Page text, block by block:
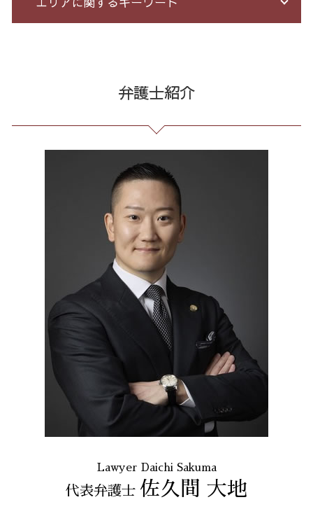
詐欺 サクラ
少額 詐欺 泣き寝入り
競馬 ソフト 詐欺 手口
個人再生 デメリット メリット
借金 過払い請求 デメリット
小規模 個人再生 デメリット
借金 無料相談 電話
自己破産 免責 不許可
破産法 自己破産
過払い金 遅延損害金
パワハラ 相談 解決
企業 法務 部
戦略法務 とは
セクハラ パワハラ
長 時間 労働 問題
企業法務 とは
有給 取得 トラブル
残業 未払い 請求
残業代 未払い
誹謗中傷 SNS
誹謗中傷 逮捕
発信者情報 開示請求
誹謗中傷 削除
誹謗中傷 被害
ネット 誹謗中傷
爆サイ 誹謗中傷
企業法務 港区 相談
架空請求 東京都 弁護士
過払い金請求 23区 弁護士
架空請求 全国 相談
破産 問題 全国 弁護士
破産 問題 港区 弁護士
消費者被害 港区 弁護士
破産 問題 23区 相談
出会い系 詐欺 23区 相談
不当請求 23区 弁護士
債務整理 港区 弁護士
過払い金請求 全国 相談
振り込め詐欺 東京都 弁護士
不当請求 23区 相談
契約書作成 東京都 相談
通販 詐欺 23区 相談
弁護士紹介
Lawyer Daichi Sakuma
代表弁護士 佐久間 大地